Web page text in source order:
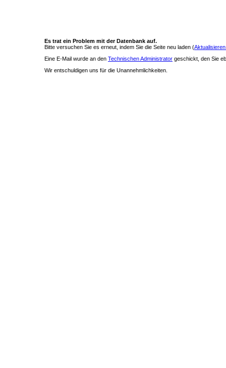
Es trat ein Problem mit der Datenbank auf.
Bitte versuchen Sie es erneut, indem Sie die Seite neu laden (
Eine E-Mail wurde an den Technischen Administrator geschickt, den Sie
Wir entschuldigen uns für die Unannehmlichkeiten.